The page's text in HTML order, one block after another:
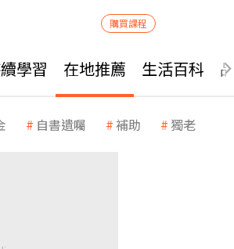
購買課程
學習 在地推薦 生活百科
自書遺囑 補助 獨老